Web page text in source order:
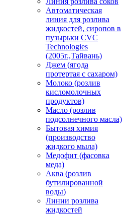
Автоматическая
линия для розлива
жидкостей, сиропов в
пузырьки CVC
Technologies
(2005г.,Тайвань)
Джем (ягода
протертая с сахаром)
Молоко (розлив
кисломолочных
продуктов)
Масло (розлив
подсолнечного масла)
Бытовая химия
(производство
жидкого мыла)
Медофит (фасовка
меда)
Аква (розлив
бутилированной
воды)
Линии розлива
жидкостей